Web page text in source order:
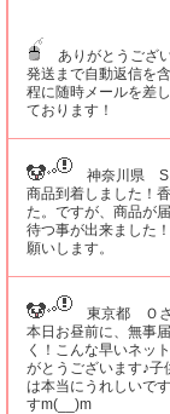
ありがとうござ
発送まで自動返信を
程に随時メールを差
ております！
神奈川県 S
商品到着しました！
た。ですが、商品が
待つ事が出来ました
願いします。
東京都 Ｏさ
本日お昼前に、無事
く！こんな早いネッ
がとうございます♪子
は本当にうれしいで
すm(__)m